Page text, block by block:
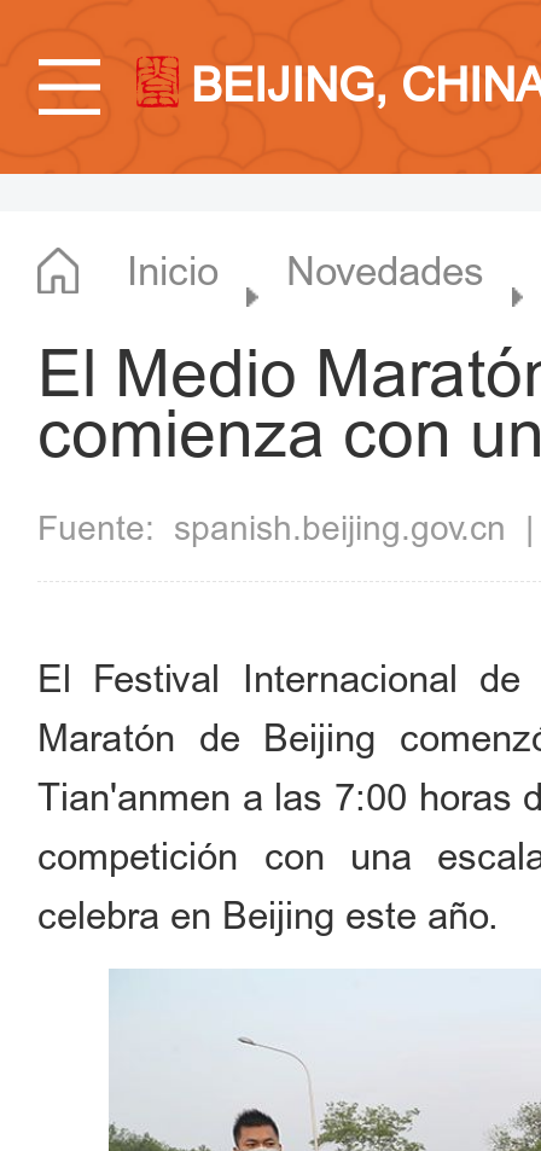
BEIJING,
Inicio Novedades
El Medio
comienza con
Fuente: spanish.beijing.gov.cn
El Festival Internacional
Maratón de Beijing
Tian'anmen a las 7:00 horas
competición con una
celebra en Beijing este año.